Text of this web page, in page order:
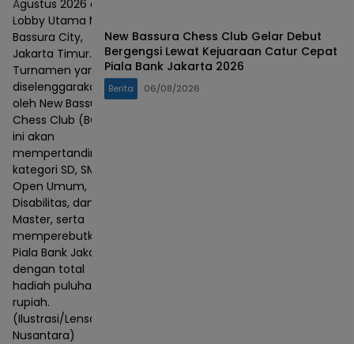
Agustus 2026 di
Lobby Utama Mall
Bassura City,
Jakarta Timur.
Turnamen yang
diselenggarakan
oleh New Bassura
Chess Club (BCC)
ini akan
mempertandingkan
kategori SD, SMP,
Open Umum,
Disabilitas, dan
Master, serta
memperebutkan
Piala Bank Jakarta
dengan total
hadiah puluhan juta
rupiah.
(Ilustrasi/Lensa
Nusantara)
New Bassura Chess Club Gelar Debut
Bergengsi Lewat Kejuaraan Catur Cepat
Piala Bank Jakarta 2026
Berita 06/08/2026